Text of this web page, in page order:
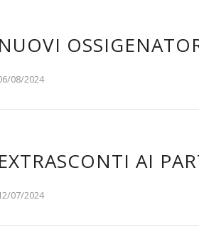
NUOVI
08/2024
EXTRASCONTI AI
07/2024